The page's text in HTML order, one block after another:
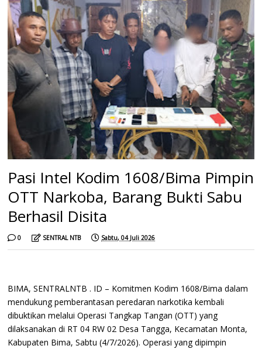
Pasi Intel Kodim 1608/Bima Pimpin
OTT Narkoba, Barang Bukti Sabu
Berhasil Disita
0 SENTRAL NTB Sabtu, 04 Juli 2026
BIMA, SENTRALNTB . ID – Komitmen Kodim 1608/Bima dalam
mendukung pemberantasan peredaran narkotika kembali
dibuktikan melalui Operasi Tangkap Tangan (OTT) yang
dilaksanakan di RT 04 RW 02 Desa Tangga, Kecamatan Monta,
Kabupaten Bima, Sabtu (4/7/2026). Operasi yang dipimpin